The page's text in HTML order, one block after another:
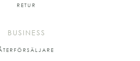
RETUR
BUSINESS